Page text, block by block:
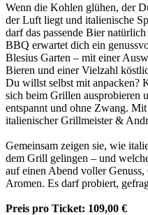
Wenn die Kohlen glühen, der
der Luft liegt und italienische
darf das passende Bier
BBQ erwartet dich ein
Blesius Garten – mit einer
Bieren und einer Vielzahl
Du willst selbst mit anpacken?
sich beim Grillen ausprobieren
entspannt und ohne Zwang.
italienischer Grillmeister &
Gemeinsam zeigen sie, wie
dem Grill gelingen – und
auf einen Abend voller
Aromen. Es darf probiert,
Preis pro Ticket: 109,00 €